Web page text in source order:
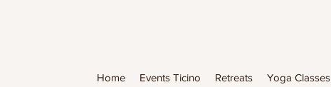
Home Events Ticino Retreats Yoga Classes